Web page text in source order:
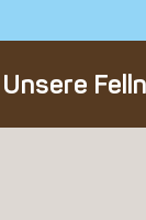
Unsere
Alle Hunde